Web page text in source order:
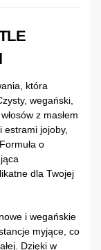
która
wegański,
z masłem
estrami jojoby,
o
dla Twojej
i wegańskie
myjące, co
Dzięki w